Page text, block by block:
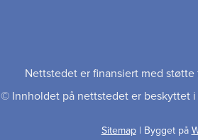
Nettstedet er finansiert med
© Innholdet på nettstedet er beskyttet
Sitemap| Bygget på